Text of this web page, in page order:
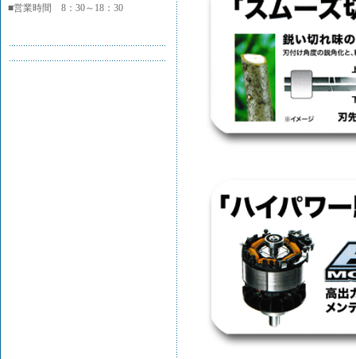
■営業時間 8：30～18：30